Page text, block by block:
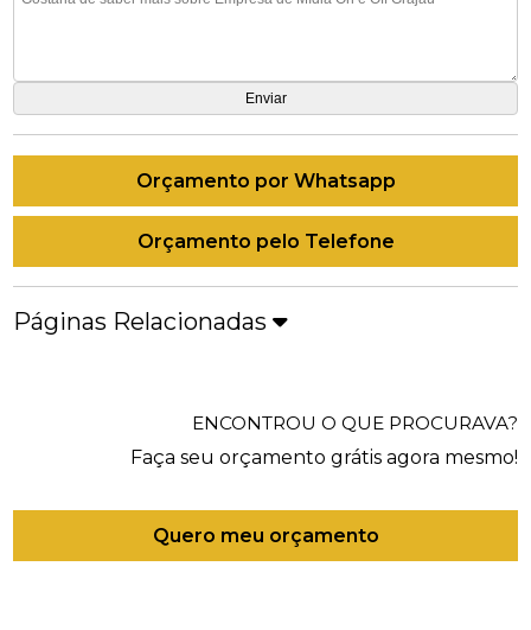
Orçamento por Whatsapp
Orçamento pelo Telefone
Páginas Relacionadas
ENCONTROU O QUE PROCURAVA?
Faça seu orçamento grátis agora mesmo!
Quero meu orçamento